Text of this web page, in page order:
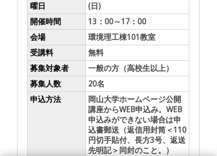
曜日
(日)
開催時間
13：00～17：00
会場
環境理工棟101教室
受講料
無料
募集対象者
一般の方（高校生以上）
募集人数
20名
申込方法
岡山大学ホームページ公開
講座からWEB申込み。WEB
申込みができない場合は申
込書郵送（返信用封筒＜110
円切手貼付、長方3号、返送
先明記＞同封のこと。）